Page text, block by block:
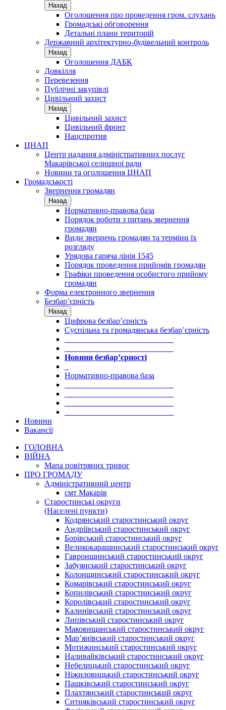
Назад
Оголошення про проведення гром. слухань
Громадські обговорення
Детальні плани територій
Державний архітектурно-будівельний контроль
Назад
Оголошення ДАБК
Довкілля
Перевезення
Публічні закупівлі
Цивільний захист
Назад
Цивільний захист
Цивільний фронт
Нацспротив
ЦНАП
Центр надання адміністративних послуг
Макарівської селищної ради
Новини та оголошення ЦНАП
Громадськості
Звернення громадян
Назад
Нормативно-правова база
Порядок роботи з питань звернення
громадян
Види звернень громадян та терміни їх
розгляду
Урядова гаряча лінія 1545
Порядок проведення прийомів громадян
Графіки проведення особистого прийому
громадян
Форма електронного звернення
Безбар’єрність
Назад
Цифрова безбар’єрність
Суспільна та громадянська безбар’єрність
Новини безбар’єрності
Нормативно-правова база
Новини
Вакансії
ГОЛОВНА
ВІЙНА
Мапа повітряних тривог
ПРО ГРОМАДУ
Aдміністративний центр
смт Макарів
Старостинські округи
(Населені пункти)
Кодрянський старостинський округ
Андріївський старостинський округ
Борівський старостинський округ
Великокарашинський старостинський округ
Гавронщинський старостинський округ
Забуянський старостинський округ
Колонщинський старостинський округ
Комарівський старостинський округ
Копилівський старостинський округ
Королівський старостинський округ
Калинівський старостинський округ
Липівський старостинський округ
Маковищанський старостинський округ
Мар’янівський старостинський округ
Мотижинський старостинський округ
Наливайківський старостинський округ
Небелицький старостинський округ
Ніжиловицький старостинський округ
Пашківський старостинський округ
Плахтянський старостинський округ
Ситняківський старостинський округ